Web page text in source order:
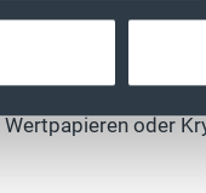
Inhalte in diesem
oder